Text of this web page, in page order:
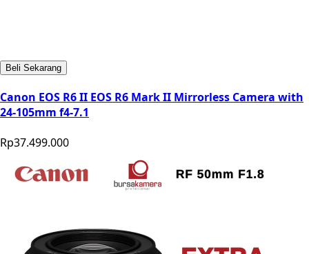
Beli Sekarang
Canon EOS R6 II EOS R6 Mark II Mirrorless Camera with
24-105mm f4-7.1
Rp37.499.000